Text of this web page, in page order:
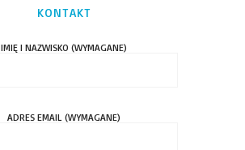
KONTAKT
IMIĘ I NAZWISKO (WYMAGANE)
ADRES EMAIL (WYMAGANE)